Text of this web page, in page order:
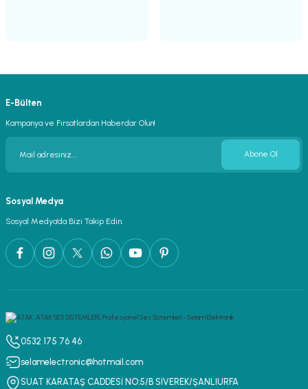
E-Bülten
Kampanya ve Fırsatlardan Haberdar Olun!
Abone Ol
Sosyal Medya
Sosyal Medya’da Bizi Takip Edin.
0532 175 76 46
selamelectronic@hotmail.com
SUAT KARATAŞ CADDESİ NO:5/B SİVEREK/ŞANLIURFA